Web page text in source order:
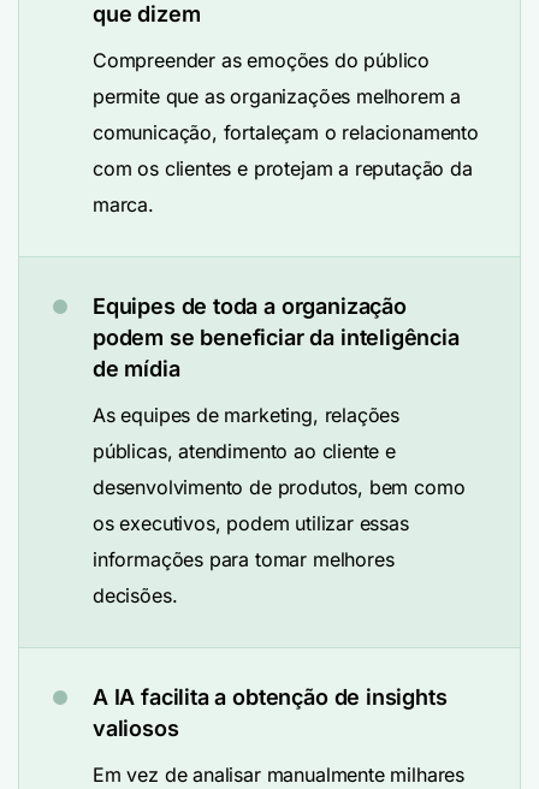
que dizem
Compreender as emoções do público
permite que as organizações melhorem a
comunicação, fortaleçam o relacionamento
com os clientes e protejam a reputação da
marca.
Equipes de toda a organização
podem se beneficiar da inteligência
de mídia
As equipes de marketing, relações
públicas, atendimento ao cliente e
desenvolvimento de produtos, bem como
os executivos, podem utilizar essas
informações para tomar melhores
decisões.
A IA facilita a obtenção de insights
valiosos
Em vez de analisar manualmente milhares